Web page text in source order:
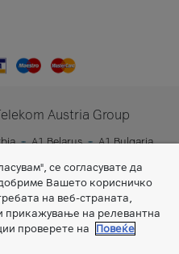
Austria Group
A1 Belarus
A1 Bulgaria
A1 Digital
се согласувате да
Вашето корисничко
на веб-страната,
прикажување на релевантна
проверете на
Повеќе